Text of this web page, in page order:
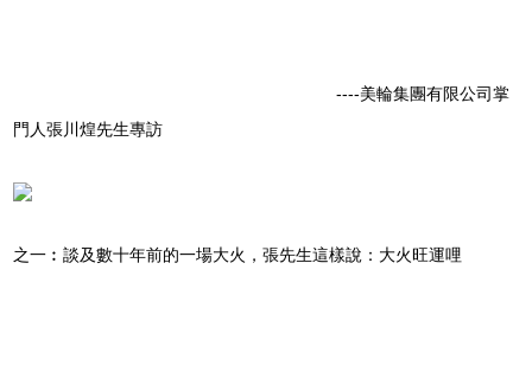
----美輪集團有限公司掌
門人張川煌先生專訪
之一︰談及數十年前的一場大火，張先生這樣說：大火旺運哩